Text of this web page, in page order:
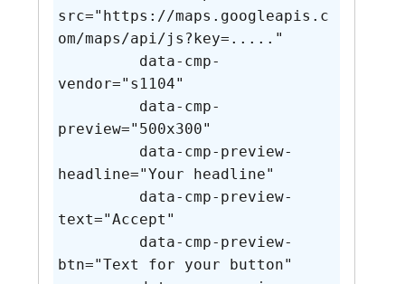
src="https://maps.googleapis.c
om/maps/api/js?key=....."
vendor="s1104"
preview="500x300"
headline="Your headline"
text="Accept"
btn="Text for your button"